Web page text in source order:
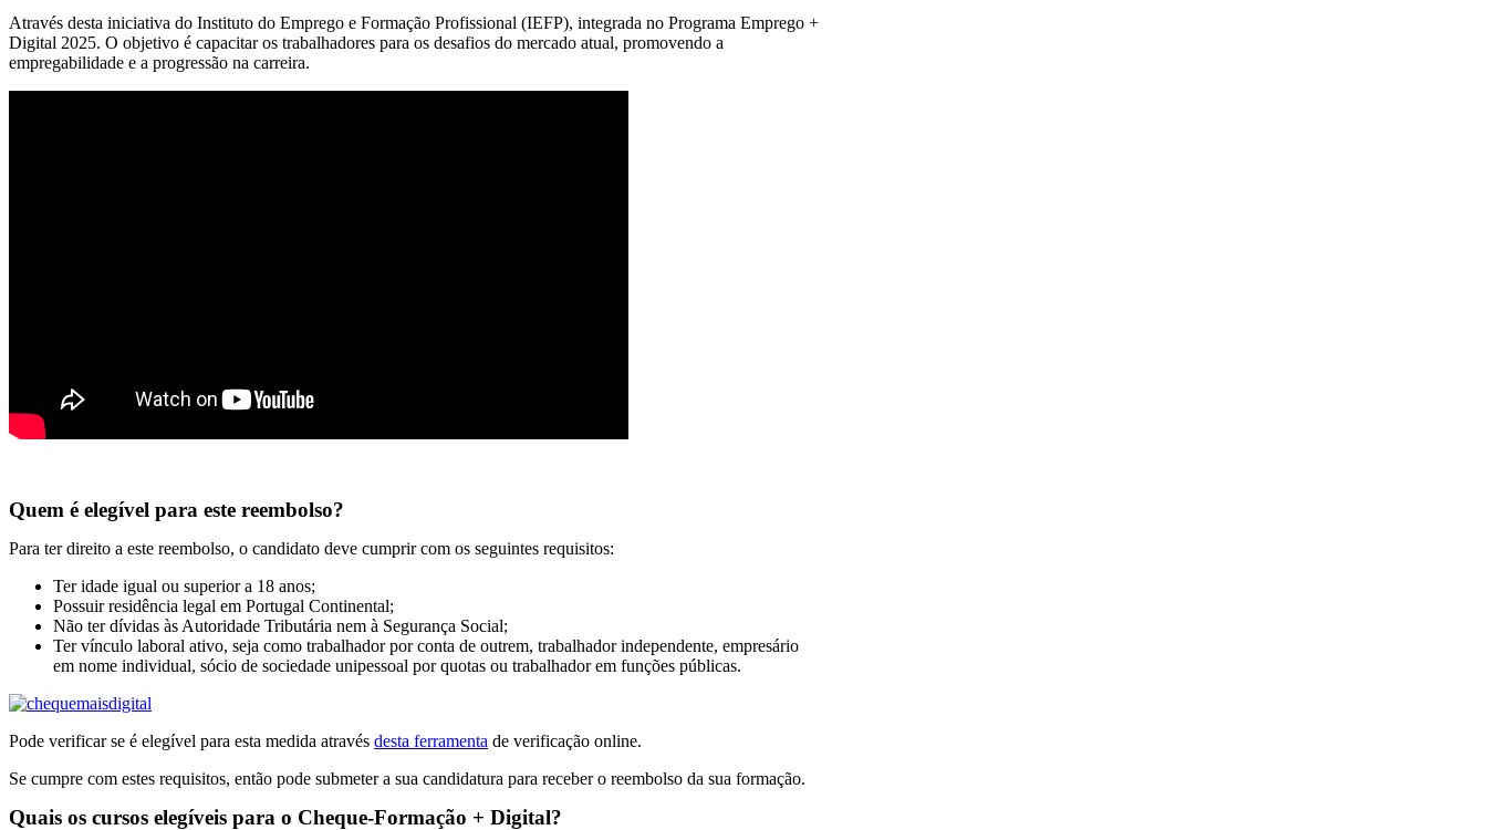
Através desta iniciativa do Instituto do Emprego e Formação Profissional (IEFP), integrada no Programa Emprego +
Digital 2025. O objetivo é capacitar os trabalhadores para os desafios do mercado atual, promovendo a
empregabilidade e a progressão na carreira.
Quem é elegível para este reembolso?
Para ter direito a este reembolso, o candidato deve cumprir com os seguintes requisitos:
Ter idade igual ou superior a 18 anos;
Possuir residência legal em Portugal Continental;
Não ter dívidas às Autoridade Tributária nem à Segurança Social;
Ter vínculo laboral ativo, seja como trabalhador por conta de outrem, trabalhador independente, empresário
em nome individual, sócio de sociedade unipessoal por quotas ou trabalhador em funções públicas.
Pode verificar se é elegível para esta medida através desta ferramenta de verificação online.
Se cumpre com estes requisitos, então pode submeter a sua candidatura para receber o reembolso da sua formação.
Quais os cursos elegíveis para o Cheque-Formação + Digital?